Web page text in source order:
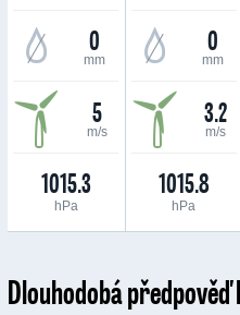
0
mm
5
m/s
1015.3
hPa
0
mm
3.2
m/s
1015.8
hPa
Dlouhodobá předpověď